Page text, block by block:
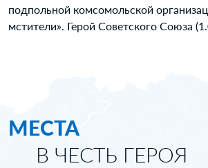
подпольной комсомольской
мстители». Герой Советского Союза
МЕСТА
В ЧЕСТЬ ГЕРОЯ